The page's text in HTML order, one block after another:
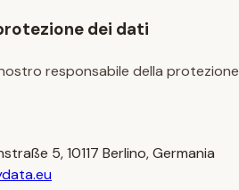
dei dati
responsabile della protezione
5, 10117 Berlino, Germania